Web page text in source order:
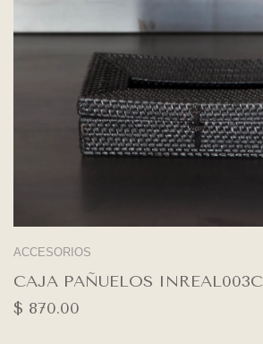
ACCESORIOS
CAJA PAÑUELOS INREAL003C
$ 870.00